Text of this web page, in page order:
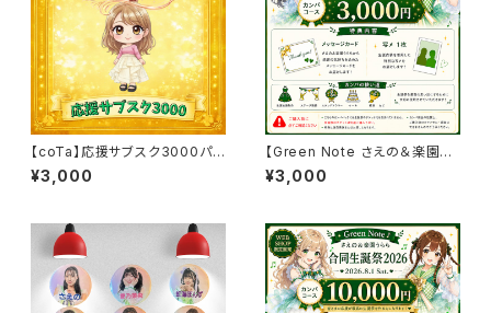
【coTa】応援サブスク3000パッ
ク
¥3,000
【Green Note さえの＆楽園う
らら 合同生誕祭2026】カンパパ
ック3000
¥3,000